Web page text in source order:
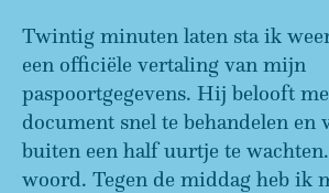
Twintig minuten laten sta ik
een officiële vertaling van mijn
paspoortgegevens. Hij belooft
document snel te behandelen en
buiten een half uurtje te
woord. Tegen de middag heb ik